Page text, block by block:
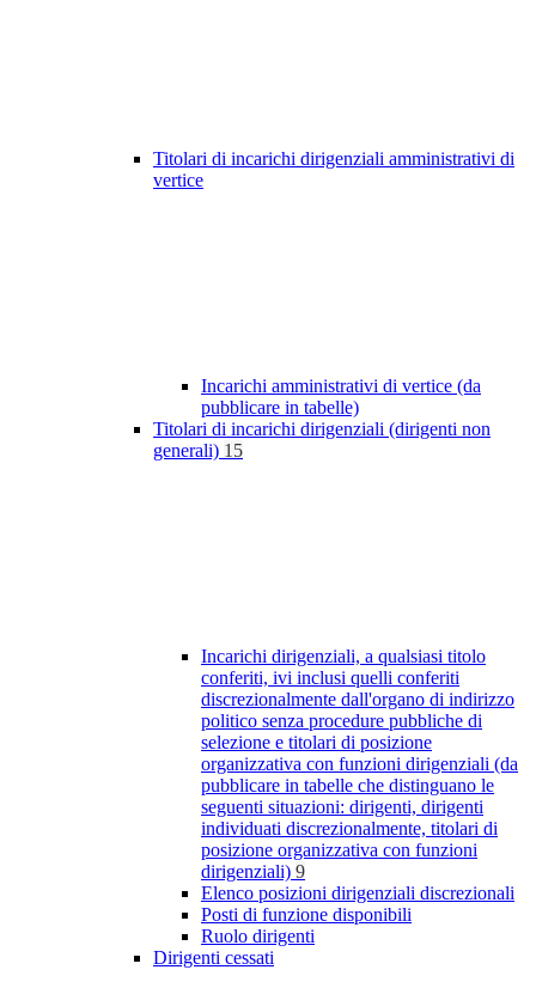
Titolari di incarichi dirigenziali amministrativi di
vertice
Incarichi amministrativi di vertice (da
pubblicare in tabelle)
Titolari di incarichi dirigenziali (dirigenti non
generali) 15
Incarichi dirigenziali, a qualsiasi titolo
conferiti, ivi inclusi quelli conferiti
discrezionalmente dall'organo di indirizzo
politico senza procedure pubbliche di
selezione e titolari di posizione
organizzativa con funzioni dirigenziali (da
pubblicare in tabelle che distinguano le
seguenti situazioni: dirigenti, dirigenti
individuati discrezionalmente, titolari di
posizione organizzativa con funzioni
dirigenziali) 9
Elenco posizioni dirigenziali discrezionali
Posti di funzione disponibili
Ruolo dirigenti
Dirigenti cessati